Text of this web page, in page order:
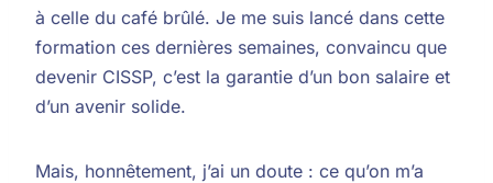
à celle du café brûlé. Je me suis lancé dans cette
formation ces dernières semaines, convaincu que
devenir CISSP, c’est la garantie d’un bon salaire et
d’un avenir solide.
Mais, honnêtement, j’ai un doute : ce qu’on m’a